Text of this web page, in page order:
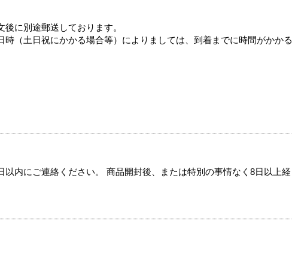
に別途郵送しております。
（土日祝にかかる場合等）によりましては、到着までに時間がかかる
内にご連絡ください。 商品開封後、または特別の事情なく8日以上経